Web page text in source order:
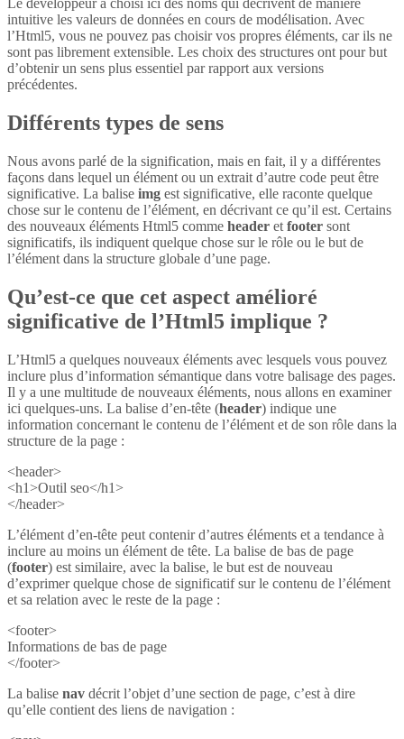
Le développeur a choisi ici des noms qui décrivent de manière
intuitive les valeurs de données en cours de modélisation. Avec
l’Html5, vous ne pouvez pas choisir vos propres éléments, car ils ne
sont pas librement extensible. Les choix des structures ont pour but
d’obtenir un sens plus essentiel par rapport aux versions
précédentes.
Différents types de sens
Nous avons parlé de la signification, mais en fait, il y a différentes
façons dans lequel un élément ou un extrait d’autre code peut être
significative. La balise img est significative, elle raconte quelque
chose sur le contenu de l’élément, en décrivant ce qu’il est. Certains
des nouveaux éléments Html5 comme header et footer sont
significatifs, ils indiquent quelque chose sur le rôle ou le but de
l’élément dans la structure globale d’une page.
Qu’est-ce que cet aspect amélioré
significative de l’Html5 implique ?
L’Html5 a quelques nouveaux éléments avec lesquels vous pouvez
inclure plus d’information sémantique dans votre balisage des pages.
Il y a une multitude de nouveaux éléments, nous allons en examiner
ici quelques-uns. La balise d’en-tête (header) indique une
information concernant le contenu de l’élément et de son rôle dans la
structure de la page :
<header>
<h1>Outil seo</h1>
</header>
L’élément d’en-tête peut contenir d’autres éléments et a tendance à
inclure au moins un élément de tête. La balise de bas de page
(footer) est similaire, avec la balise, le but est de nouveau
d’exprimer quelque chose de significatif sur le contenu de l’élément
et sa relation avec le reste de la page :
<footer>
Informations de bas de page
</footer>
La balise nav décrit l’objet d’une section de page, c’est à dire
qu’elle contient des liens de navigation :